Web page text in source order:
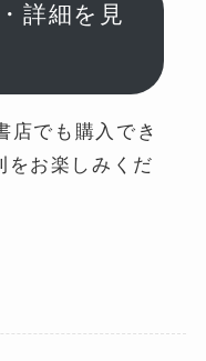
詳細を見
店でも購入でき
をお楽しみくだ